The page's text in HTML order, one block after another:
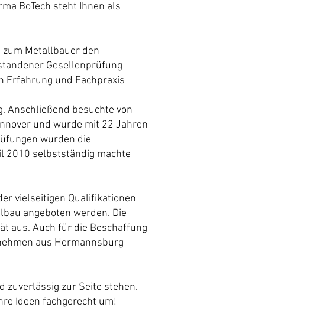
BoTech steht Ihnen als
Metallbauer den
Gesellenprüfung
Erfahrung und Fachpraxis
Anschließend besuchte von
und wurde mit 22 Jahren
wurden die
2010 selbstständig machte
vielseitigen Qualifikationen
angeboten werden. Die
aus. Auch für die Beschaffung
aus Hermannsburg
zuverlässig zur Seite stehen.
Ideen fachgerecht um!